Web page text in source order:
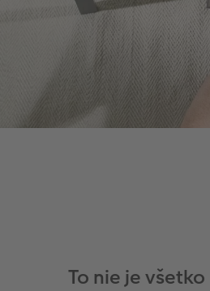
To nie je všetko